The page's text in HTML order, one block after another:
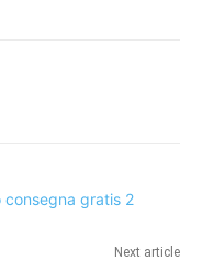
Next article